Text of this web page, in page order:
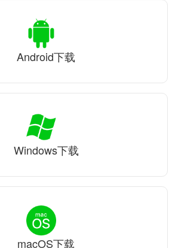
Android下载
Windows下载
macOS下载